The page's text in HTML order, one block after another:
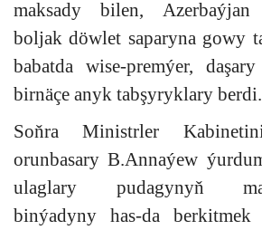
maksady bilen, Azerbaýjan
boljak döwlet saparyna gowy
babatda wise-premýer,
birnäçe anyk tabşyryklary berdi.
Soňra Ministrler
orunbasary B.Annaýew
ulaglary pudagynyň
binýadyny has-da berkitmek